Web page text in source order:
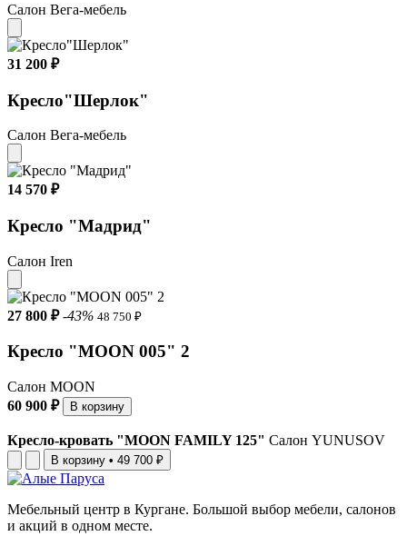
Салон Вега-мебель
31 200 ₽
Кресло"Шерлок"
Салон Вега-мебель
14 570 ₽
Кресло "Мадрид"
Салон Iren
27 800 ₽ -43% 48 750 ₽
Кресло "MOON 005" 2
Салон MOON
60 900 ₽
В корзину
Кресло-кровать "MOON FAMILY 125" Салон YUNUSOV
В корзину • 49 700 ₽
Мебельный центр в Кургане. Большой выбор мебели, салонов
и акций в одном месте.